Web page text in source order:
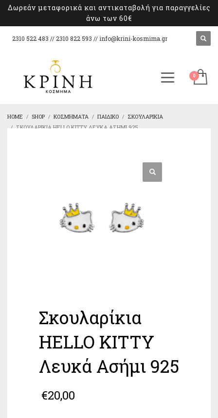
Δωρεάν μεταφορικά και αντικαταβολή για παραγγελίες
άνω των 60€
2310 522 483 // 2310 822 593 // info@krini-kosmima.gr
HOME SHOP ΚΟΣΜΉΜΑΤΑ ΠΑΙΔΙΚΌ
ΣΚΟΥΛΑΡΊΚΙΑ
ΣΚΟΥΛΑΡΊΚΙΑ HELLO KITTY ΛΕΥΚΆ ΑΣΉΜΙ 925
Σκουλαρίκια
HELLO KITTY
Λευκά Ασήμι 925
€20,00